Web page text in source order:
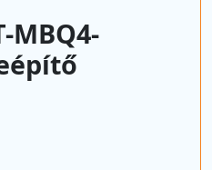
MBQ4-